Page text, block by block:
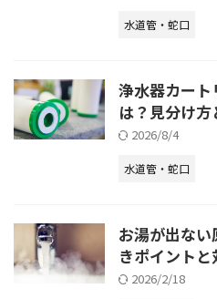
水道管・蛇口
浄水器カート
は？見分け
2026/8/4
水道管・蛇口
お湯が出な
きポイントと
2026/2/18